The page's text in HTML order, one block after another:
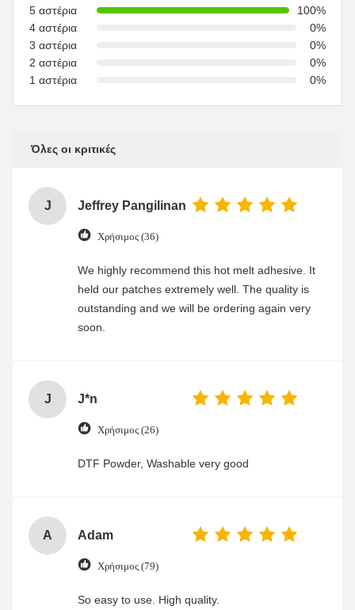
5 αστέρια
100%
4 αστέρια
0%
3 αστέρια
0%
2 αστέρια
0%
1 αστέρια
0%
Όλες οι κριτικές
J Jeffrey Pangilinan
Χρήσιμος (36)
We highly recommend this hot melt adhesive. It
held our patches extremely well. The quality is
outstanding and we will be ordering again very
soon.
J J*n
Χρήσιμος (26)
DTF Powder, Washable very good
A Adam
Χρήσιμος (79)
So easy to use. High quality.